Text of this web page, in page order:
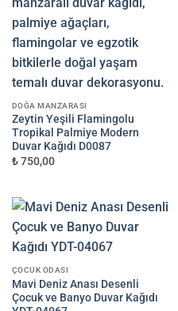
DOĞA MANZARASI
Zeytin Yeşili Flamingolu
Tropikal Palmiye Modern
Duvar Kağıdı D0087
₺ 750,00
ÇOCUK ODASI
Mavi Deniz Anası Desenli
Çocuk ve Banyo Duvar Kağıdı